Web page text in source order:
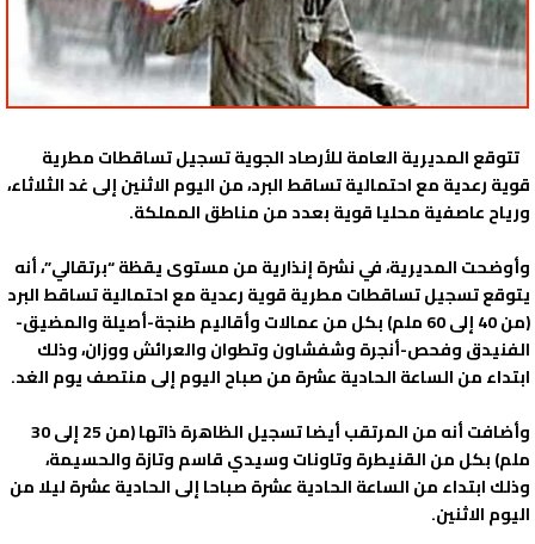
تتوقع المديرية العامة للأرصاد الجوية تسجيل تساقطات مطرية
قوية رعدية مع احتمالية تساقط البرد، من اليوم الاثنين إلى غد الثلاثاء،
ورياح عاصفية محليا قوية بعدد من مناطق المملكة.
وأوضحت المديرية، في نشرة إنذارية من مستوى يقظة “برتقالي”، أنه
يتوقع تسجيل تساقطات مطرية قوية رعدية مع احتمالية تساقط البرد
(من 40 إلى 60 ملم) بكل من عمالات وأقاليم طنجة-أصيلة والمضيق-
الفنيدق وفحص-أنجرة وشفشاون وتطوان والعرائش ووزان، وذلك
ابتداء من الساعة الحادية عشرة من صباح اليوم إلى منتصف يوم الغد.
وأضافت أنه من المرتقب أيضا تسجيل الظاهرة ذاتها (من 25 إلى 30
ملم) بكل من القنيطرة وتاونات وسيدي قاسم وتازة والحسيمة،
وذلك ابتداء من الساعة الحادية عشرة صباحا إلى الحادية عشرة ليلا من
اليوم الاثنين.